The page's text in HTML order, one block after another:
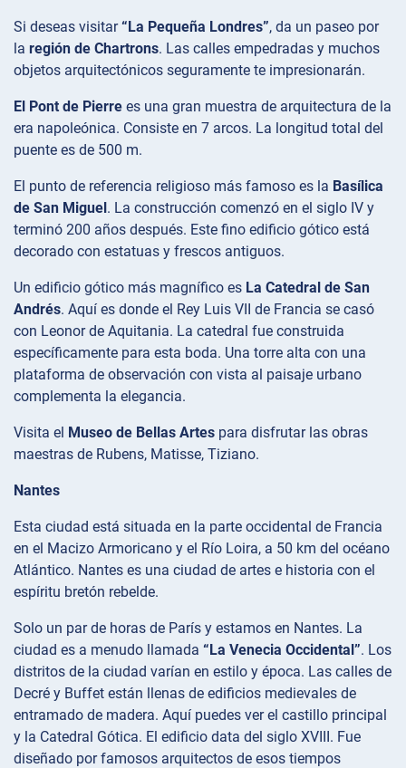
Si deseas visitar“La Pequeña Londres”, da un paseo por
la región de Chartrons. Las calles empedradas y muchos
objetos arquitectónicos seguramente te impresionarán.
El Pont de Pierre es una gran muestra de arquitectura de la
era napoleónica. Consiste en 7 arcos. La longitud total del
puente es de 500 m.
El punto de referencia religioso más famoso es la Basílica
de San Miguel. La construcción comenzó en el siglo IV y
terminó 200 años después. Este fino edificio gótico está
decorado con estatuas y frescos antiguos.
Un edificio gótico más magnífico es La Catedral de San
Andrés. Aquí es donde el Rey Luis VII de Francia se casó
con Leonor de Aquitania. La catedral fue construida
específicamente para esta boda. Una torre alta con una
plataforma de observación con vista al paisaje urbano
complementa la elegancia.
Visita el Museo de Bellas Artes para disfrutar las obras
maestras de Rubens, Matisse, Tiziano.
Nantes
Esta ciudad está situada en la parte occidental de Francia
en el Macizo Armoricano y el Río Loira, a 50 km del océano
Atlántico. Nantes es una ciudad de artes e historia con el
espíritu bretón rebelde.
Solo un par de horas de París y estamos en Nantes. La
ciudad es a menudo llamada “La Venecia Occidental”. Los
distritos de la ciudad varían en estilo y época. Las calles de
Decré y Buffet están llenas de edificios medievales de
entramado de madera. Aquí puedes ver el castillo principal
y la Catedral Gótica. El edificio data del siglo XVIII. Fue
diseñado por famosos arquitectos de esos tiempos